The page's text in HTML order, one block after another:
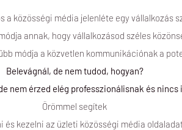
a közösségi média jelenléte egy vállalkozás
annak, hogy vállalkozásod széles
módja a közvetlen kommunikációnak a
Belevágnál, de nem tudod, hogyan?
nem érzed elég professzionálisnak és nincs
Örömmel segítek
és kezelni az üzleti közösségi média